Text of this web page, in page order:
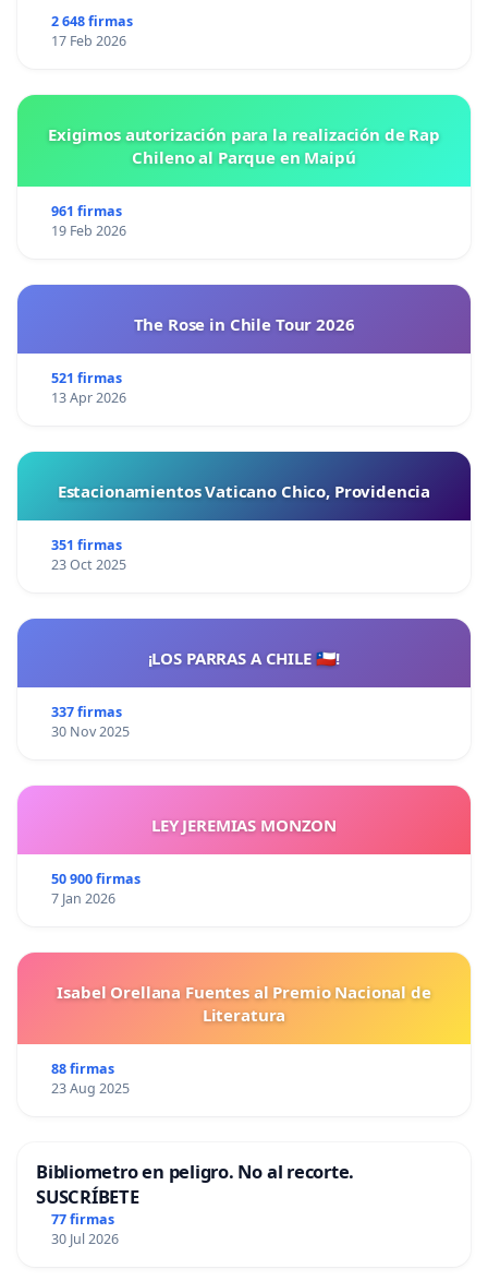
2 648 firmas
17 Feb 2026
Exigimos autorización para la realización de Rap
Chileno al Parque en Maipú
961 firmas
19 Feb 2026
The Rose in Chile Tour 2026
521 firmas
13 Apr 2026
Estacionamientos Vaticano Chico, Providencia
351 firmas
23 Oct 2025
¡LOS PARRAS A CHILE 🇨🇱!
337 firmas
30 Nov 2025
LEY JEREMIAS MONZON
50 900 firmas
7 Jan 2026
Isabel Orellana Fuentes al Premio Nacional de
Literatura
88 firmas
23 Aug 2025
Bibliometro en peligro. No al recorte.
SUSCRÍBETE
77 firmas
30 Jul 2026